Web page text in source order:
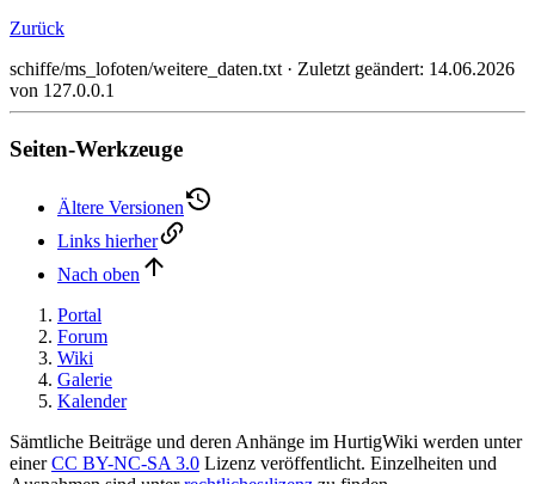
Zurück
schiffe/ms_lofoten/weitere_daten.txt · Zuletzt geändert: 14.06.2026
von 127.0.0.1
Seiten-Werkzeuge
Ältere Versionen
Links hierher
Nach oben
Portal
Forum
Wiki
Galerie
Kalender
Sämtliche Beiträge und deren Anhänge im HurtigWiki werden unter
einerCC BY-NC-SA 3.0 Lizenz veröffentlicht. Einzelheiten und